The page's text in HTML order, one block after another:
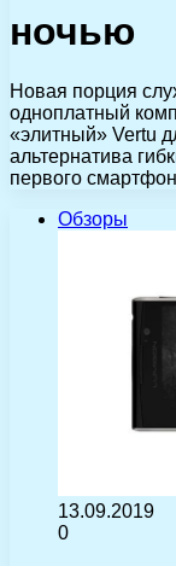
ночью
Новая порция
одноплатный
«элитный» Vertu
альтернатива
первого
Обзоры
13.09.2019
0